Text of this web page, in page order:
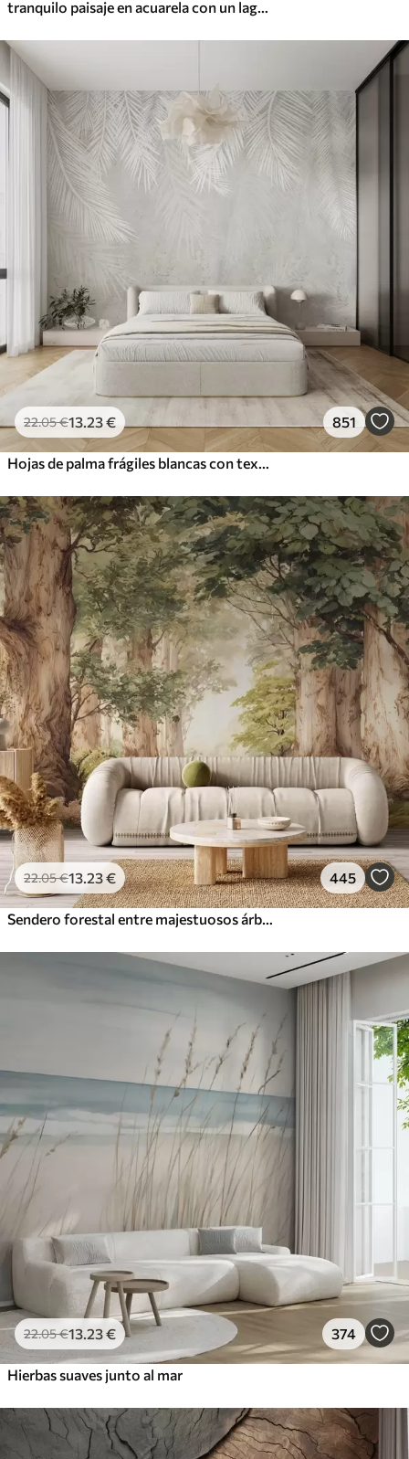
22.05€13 .23€ 851
22.05€13 .23€ 445
22.05€13 .23€ 374
Hierbas suaves junto al mar